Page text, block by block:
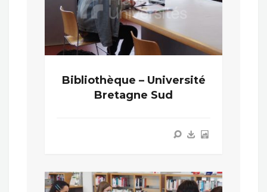
Bibliothèque – Université
Bretagne Sud